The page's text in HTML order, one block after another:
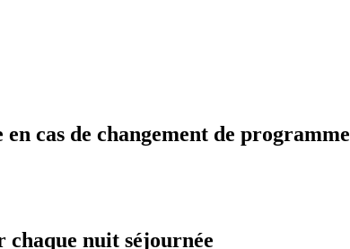
cas de changement de programme
chaque nuit séjournée